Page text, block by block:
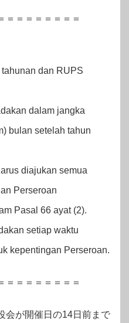
＝＝＝＝＝＝＝＝
dan RUPS
dalam jangka
bulan setelah tahun
diajukan semua
Perseroan
Pasal 66 ayat (2).
setiap waktu
kepentingan Perseroan.
＝＝＝＝＝＝＝＝
会が開催日の14日前まで